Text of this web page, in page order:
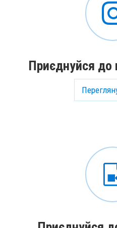
Приєднуйся до